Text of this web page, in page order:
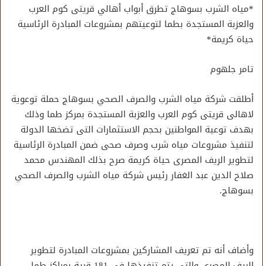
*مياه الشرب بسوهاج تطرق أبواب أهالي قريتى كوم العرب
والعزبة المستجدة بطما لتوعيتهم بمشروعات المبادرة الرئاسية
حياة كريمة*
تامر جلهوم
أطلقت شركة مياه الشرب والصرف الصحي بسوهاج حملة توعوية
لاهالى قريتى كوم العرب والعزبة المستجدة بمركز طما وذلك
بهدف توعية المواطنين بحجم الاستثمارات التى تضخها الدولة
لتنفيذ مشروعات مياه شرب وصرف صحى ضمن المبادرة الرئاسية
لتطوير الريف المصرى حياة كريمة صرح بذلك المهندس محمد
صلاح الدين عبد الغفار رئيس شركة مياه الشرب والصرف الصحي
بسوهاج.
وأضاف أنه تم تعريف المشاركين بمشروعات المبادرة لتطوير